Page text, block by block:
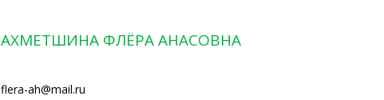
АХМЕТШИНА ФЛЁРА АНАСОВНА
flera-ah@mail.ru